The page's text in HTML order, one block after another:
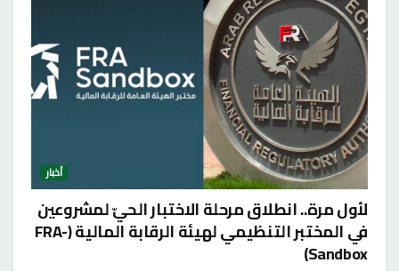
أخبار
لأول مرة.. انطلاق مرحلة الاختبار الحيّ لمشروعين
في المختبر التنظيمي لهيئة الرقابة المالية (FRA-
Sandbox)